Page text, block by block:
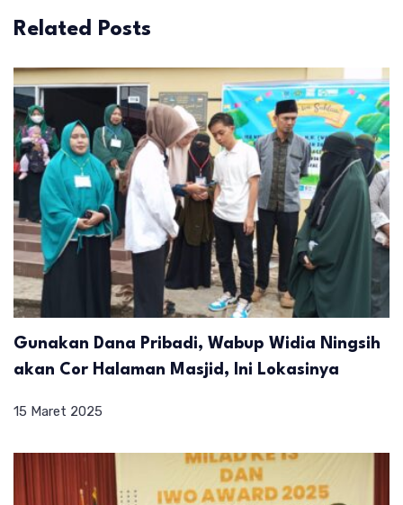
Related Posts
Gunakan Dana Pribadi, Wabup Widia Ningsih
akan Cor Halaman Masjid, Ini Lokasinya
15 Maret 2025